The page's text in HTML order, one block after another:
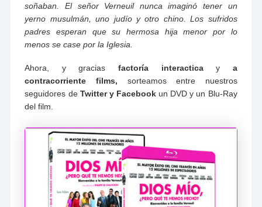
soñaban. El señor Verneuil nunca imaginó tener un
yerno musulmán, uno judío y otro chino. Los sufridos
padres esperan que su hermosa hija menor por lo
menos se case por la Iglesia.
Ahora, y gracias factoría interacticay a
contracorriente films, sorteamos entre nuestros
seguidores deTwitter y Facebookun DVD y un Blu-Ray
del film.